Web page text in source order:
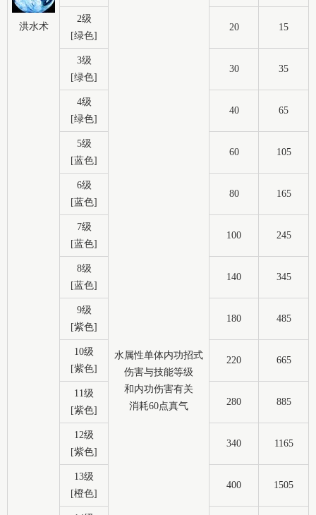
洪水术
水属性单体内功招式
伤害与技能等级
和内功伤害有关
消耗60点真气
2级
[绿色]
20 15
3级
[绿色]
30 35
4级
[绿色]
40 65
5级
[蓝色]
60 105
6级
[蓝色]
80 165
7级
[蓝色]
100 245
8级
[蓝色]
140 345
9级
[紫色]
180 485
10级
[紫色]
220 665
11级
[紫色]
280 885
12级
[紫色]
340 1165
13级
[橙色]
400 1505